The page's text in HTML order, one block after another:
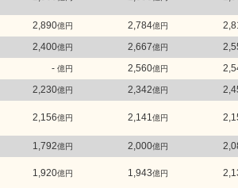
2,890億円 2,784億円
2,400億円 2,667億円
- 億円 2,560億円
2,230億円 2,342億円
2,156億円 2,141億円
1,792億円 2,000億円
1,920億円 1,943億円